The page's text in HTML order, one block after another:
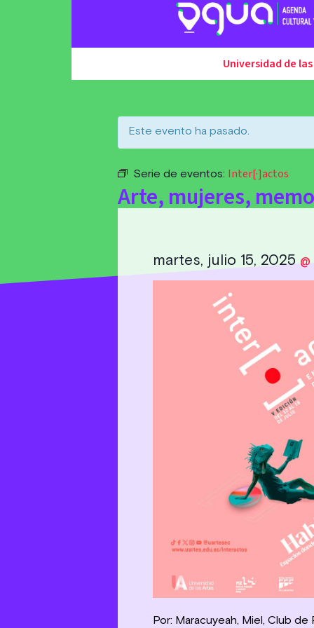
Universidad de
Este evento ha pasado.
Serie de eventos: Inter[·]actos
Arte, mujeres,
martes, julio 15, 2025@
Por: Maracuyeah, Miel, Club